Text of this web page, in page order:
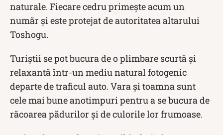
naturale. Fiecare cedru primește acum un
număr și este protejat de autoritatea altarului
Toshogu.
Turiștii se pot bucura de o plimbare scurtă și
relaxantă într-un mediu natural fotogenic
departe de traficul auto. Vara și toamna sunt
cele mai bune anotimpuri pentru a se bucura de
răcoarea pădurilor și de culorile lor frumoase.